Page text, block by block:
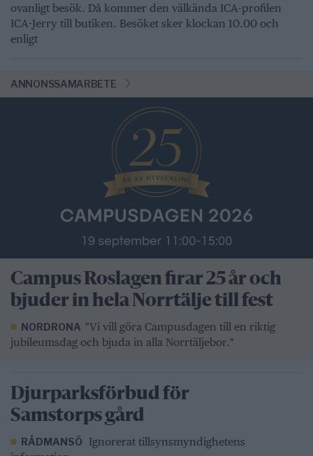
ovanligt besök. Då kommer den välkända ICA-profilen
ICA-Jerry till butiken. Besöket sker klockan 10.00 och
enligt
ANNONSSAMARBETE
Campus Roslagen firar 25 år och
bjuder in hela Norrtälje till fest
NORDRONA "Vi vill göra Campusdagen till en riktig
jubileumsdag och bjuda in alla Norrtäljebor."
Djurparksförbud för
Samstorps gård
RÅDMANSÖ
Ignorerat tillsynsmyndighetens